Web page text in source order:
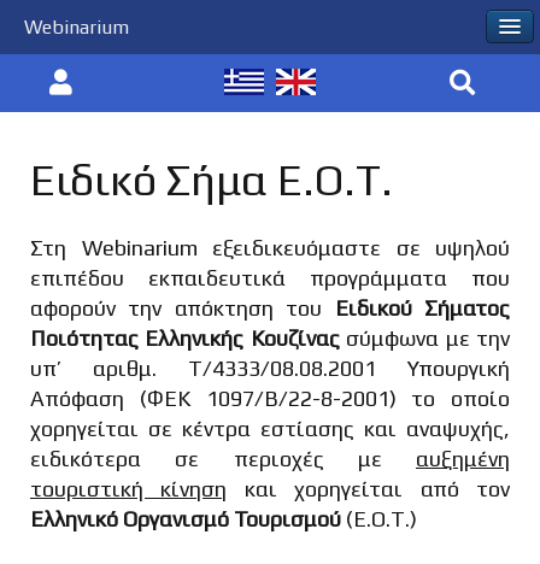
Ειδικό Σήμα Ε.Ο.Τ.
Στη Webinarium εξειδικευόμαστε σε υψηλού
επιπέδου εκπαιδευτικά προγράμματα που
αφορούν την απόκτηση του
Ειδικού Σήματος
Ποιότητας Ελληνικής Κουζίνας σύμφωνα με την
υπ’ αριθμ. Τ/4333/08.08.2001 Υπουργική
Απόφαση (ΦΕΚ 1097/Β/22-8-2001) το οποίο
χορηγείται σε κέντρα εστίασης και αναψυχής,
ειδικότερα σε περιοχές με αυξημένη
τουριστική κίνηση και χορηγείται από τον
Ελληνικό Οργανισμό Τουρισμού (Ε.Ο.Τ.)
Webinarium